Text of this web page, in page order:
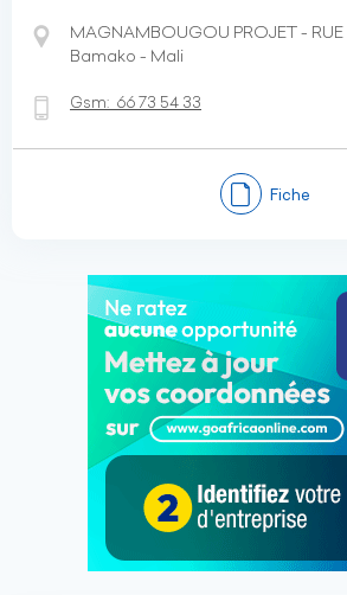
MAGNAMBOUGOU PROJET - RUE
Bamako - Mali
Gsm: 66 73 54 33
Fiche